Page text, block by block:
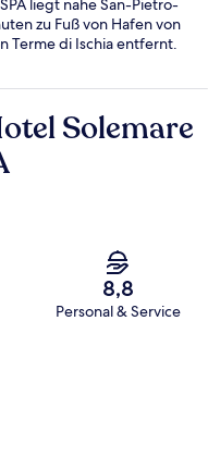
liegt nahe San-Pietro-
zu Fuß von Hafen von
Terme di Ischia entfernt.
Solemare
8,8
Personal & Service